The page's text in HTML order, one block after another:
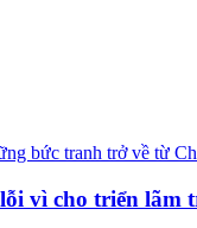
vì cho triển lãm